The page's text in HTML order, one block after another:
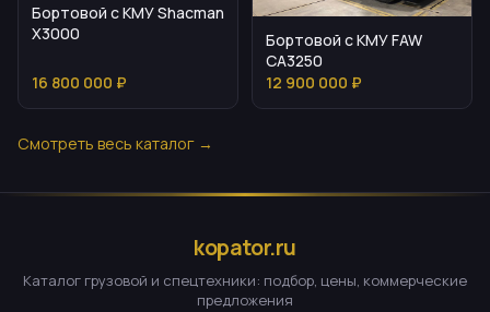
Бортовой с КМУ Shacman
X3000
16 800 000 ₽
Бортовой с КМУ FAW
CA3250
12 900 000 ₽
Смотреть весь каталог →
kopator.ru
Каталог грузовой и спецтехники: подбор, цены, коммерческие
предложения